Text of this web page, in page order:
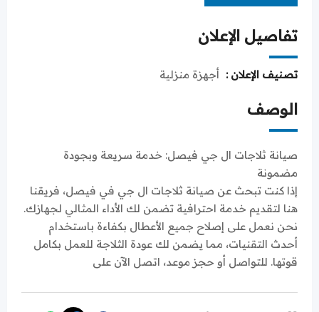
تفاصيل الإعلان
تصنيف الإعلان : أجهزة منزلية
الوصف
صيانة ثلاجات ال جي فيصل: خدمة سريعة وبجودة
مضمونة
إذا كنت تبحث عن صيانة ثلاجات ال جي في فيصل، فريقنا
هنا لتقديم خدمة احترافية تضمن لك الأداء المثالي لجهازك.
نحن نعمل على إصلاح جميع الأعطال بكفاءة باستخدام
أحدث التقنيات، مما يضمن لك عودة الثلاجة للعمل بكامل
قوتها. للتواصل أو حجز موعد، اتصل الآن على